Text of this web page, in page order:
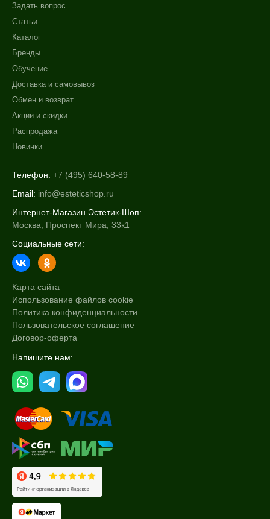
Лицо
Тело
Показать еще
Объём
25 гр х 5 шт
Показать еще
Витамин C
Витамин E
Показать еще
Время применения
Пол
Процедура
Пилинг
Чистка
Задать вопрос
Статьи
Каталог
Бренды
Обучение
Доставка и самовывоз
Обмен и возврат
Акции и скидки
Распродажа
Новинки
Телефон: +7 (495) 640-58-89
Email: info@esteticshop.ru
Интернет-Магазин Эстетик-Шоп:
Москва, Проспект Мира, 33к1
Социальные сети:
Карта сайта
Использование файлов cookie
Политика конфиденциальности
Пользовательское соглашение
Договор-оферта
Напишите нам: